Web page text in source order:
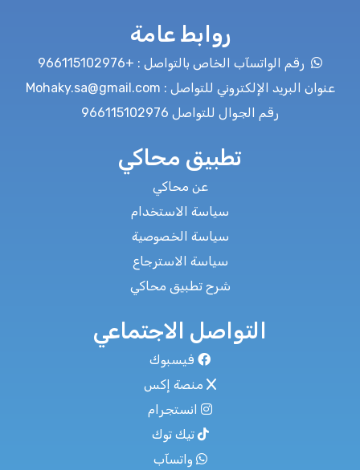
روابط عامة
رقم الواتسآب الخاص بالتواصل : +966115102976
عنوان البريد الإلكتروني للتواصل : Mohaky.sa@gmail.com
رقم الجوال للتواصل 966115102976
تطبيق محاكي
عن محاكي
سياسة الاستخدام
سياسة الخصوصية
سياسة الاسترجاع
شرح تطبيق محاكي
التواصل الاجتماعي
فيسبوك
منصة إكس
انستجرام
تيك توك
واتسآب